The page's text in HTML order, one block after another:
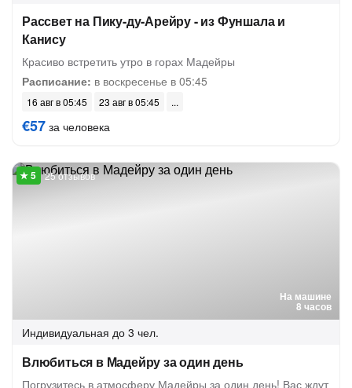
Рассвет на Пику-ду-Арейру - из Фуншала и
Канису
Красиво встретить утро в горах Мадейры
Расписание: в воскресенье в 05:45
16 авг в 05:45 23 авг в 05:45
€57 за человека
На машине
8 часов
25 отзывов
Индивидуальная до 3 чел.
Влюбиться в Мадейру за один день
Погрузитесь в атмосферу Мадейры за один день! Вас ждут